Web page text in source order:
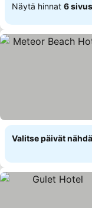
Näytä hinnat 6
Valitse päivät